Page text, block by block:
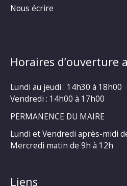
Nous écrire
Horaires d’ouverture
Lundi au jeudi : 14h30 à 18h00
Vendredi : 14h00 à 17h00
PERMANENCE DU MAIRE
Lundi et Vendredi après-midi
Mercredi matin de 9h à 12h
Liens